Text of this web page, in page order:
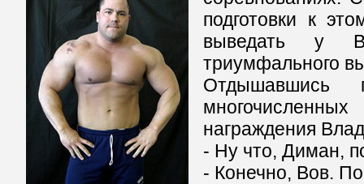
подготовки к
выведать у
триумфального
Отдышавшись
награждения
- Ну что, Диман,
- Конечно, Вов.